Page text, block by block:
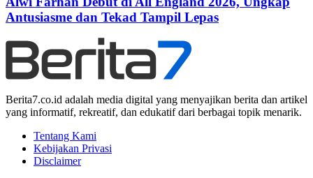
Antusiasme dan Tekad Tampil Lepas
Berita7.co.id adalah media digital yang menyajikan berita dan artikel
yang informatif, rekreatif, dan edukatif dari berbagai topik menarik.
Tentang Kami
Kebijakan Privasi
Disclaimer